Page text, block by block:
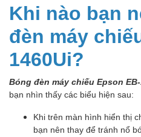
Khi nào bạn
đèn máy
1460Ui?
Bóng đèn máy chiếu Epson
bạn nhìn thấy các biểu hiện sau:
Khi trên màn hình hiển thị
bạn nên thay để tránh nổ